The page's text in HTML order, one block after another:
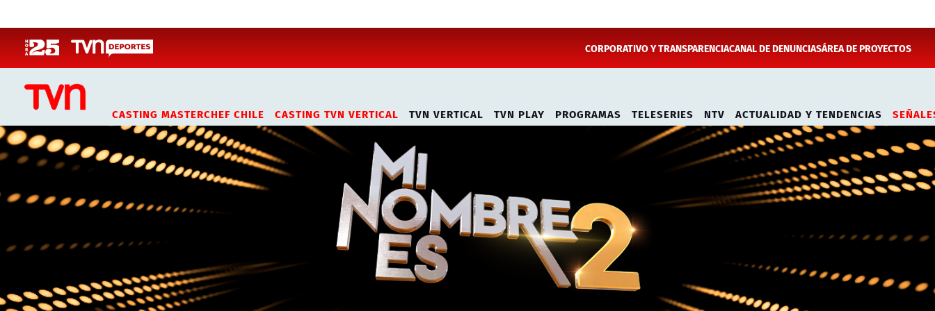
CORPORATIVO Y TRANSPARENCIACANAL DE DENUNCIASÁREA DE PROYECTOS
CASTING MASTERCHEF CHILE CASTING TVN VERTICAL TVN VERTICAL TVN PLAY PROGRAMAS TELESERIES NTV ACTUALIDAD Y TENDENCIAS